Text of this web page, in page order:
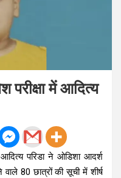
परीक्षा में आदित्य
परिडा ने ओडिशा आदर्श
वाले 80 छात्रों की सूची में शीर्ष